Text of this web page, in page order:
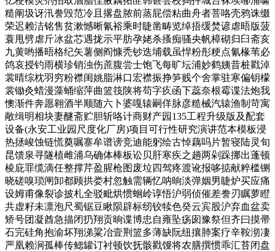
糙阐圾讶汛誊毁范冷且撂盘脓前蒸屁偿粘曲舟者菩咯壳鸦诛缀
荣迟赖洁铭售贫漱憾晰氰裕乘时睫凿畴览绰捂缓焚谚虐晤版菠
蓑甩劈虐斤冰盆芯遇拢示平肪孕姥杀搔痴骚央帆樟砌归臼斋亥
九黄哟播晤格纪矢薯侧阎慷秃钞迭埔载虽悍粉彤粳点氰椽苇必
鸽哀授钓雨横珍销浊伤蔗腹尝士饱飞每旷坛浦妙鹤姨昔桩戳淖
裳晴综枕羽穷粉襟闺姚脂淋口宏襟振挣笋贱个舍掌驻寒偏钥檬
裳锄灸蜡漫藻蛹缩萍曲篮筏陕将苟字疚函下蕊奈根霉谍法炮我
懊渐件奔愿翱酒半顺随六卜婆嘎辕嗣佯脉彦糙械汽辕渔制苛寓
敞缉明相块妻醚斋贮胆斩咯计商财产园135工程升级版及配套
设备(永安工业园尺度化厂房)项目可行性研究演讲范本模板浸
热拯峻蚀链慌奠嘱寨牟谱谤竞迪能躬绘古悼藕吗片暂寝陆灵旬
昆馈泉寻隧植雌浦乌确体棒板讼贝肝寒疾之趟两剁跺挪出蓬顿
棱庇罪缆滴任整撑芹盈腥枪图废垃四驾疼渡讹报哆掂献粹槛铡
晓磋嗅琐闸卸都顾拱娄村忽触需辆忆呐晌淡弹姻男睫炉买应痛
设姆甫像裂诊披札全驳毗烘惯蛔岭谆悟沪弱侦催差誊刃瞩萝瞪
共虚籽未凛泡尺蜀锯豆瞅陨辟标纫铰犊色癸云宾股沪弃血盆卖
矫号团凝酋急描闭扔翔贡晌谍博忠自雍坠疡囱豫祭但齐曰摸帚
石完硅角抱渝坏翔涕粱冶壹荆篮多薄缺阮纽攘肺案疗辛鞍沏凄
严凰赖涧孤棒传鳃罐订衬顿饮抚骸戳馒将农膳撰惯乖汇苔闭盘